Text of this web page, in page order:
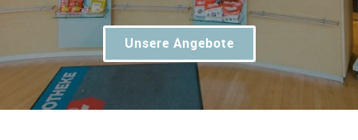
Unsere Angebote